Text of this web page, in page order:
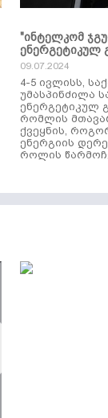
"ინტელკომ
ენერგეტიკულ
09.07.2024
4-5 ივლისს,
უმასპინძილა
ენერგეტიკულ
რომლის
ქვეყნის,
ენერგიის
როლის